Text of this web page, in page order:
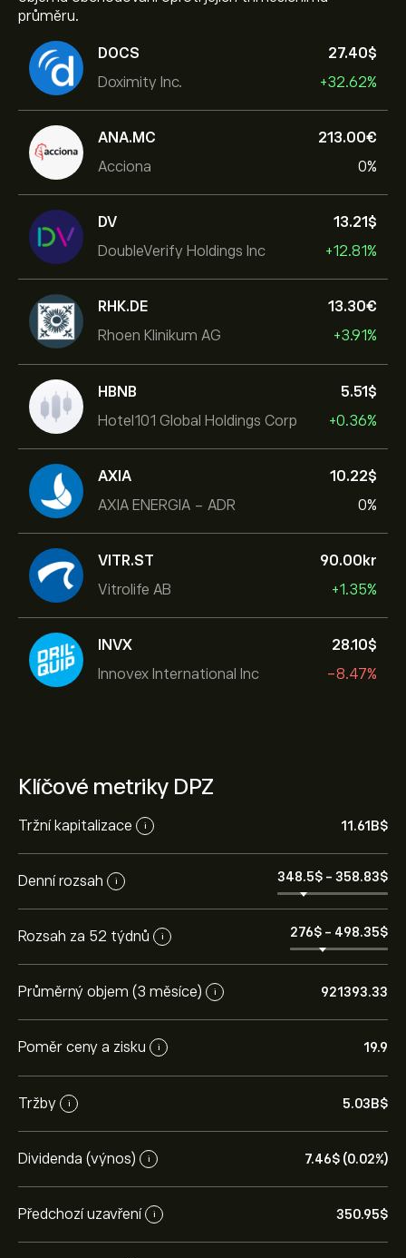
průměru.
DOCS
Doximity Inc.
27.40‎$‎
+32.62%
ANA.MC
Acciona
213.00‎€‎
0%
DV
DoubleVerify Holdings Inc
13.21‎$‎
+12.81%
RHK.DE
Rhoen Klinikum AG
13.30‎€‎
+3.91%
HBNB
Hotel101 Global Holdings Corp
5.51‎$‎
+0.36%
AXIA
AXIA ENERGIA - ADR
10.22‎$‎
0%
VITR.ST
Vitrolife AB
90.00‎kr‎
+1.35%
INVX
Innovex International Inc
28.10‎$‎
-8.47%
Klíčové metriky DPZ
Tržní kapitalizace i 11.61B‎$‎
Denní rozsah i 348.5‎$‎ - 358.83‎$‎
Rozsah za 52 týdnů i 276‎$‎ - 498.35‎$‎
Průměrný objem (3 měsíce) i 921393.33
Poměr ceny a zisku i 19.9
Tržby i 5.03B‎$‎
Dividenda (výnos) i 7.46‎$‎ (0.02%)
Předchozí uzavření i 350.95‎$‎